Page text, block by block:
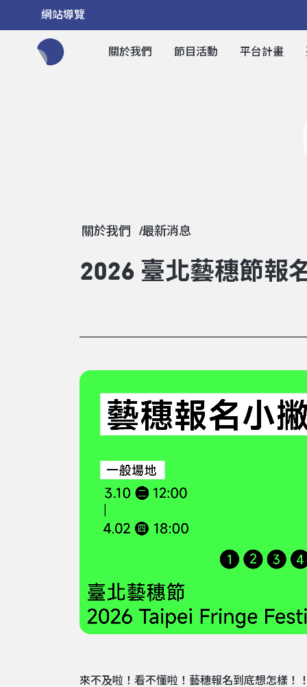
網站導覽
關於我們 節目活動 平台計畫
關於我們 最新消息
2026 臺北藝穗節報
來不及啦！看不懂啦！藝穗報名到底想怎樣！